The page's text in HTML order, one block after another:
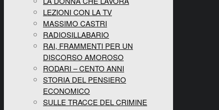
LEZIONI CON LA TV
MASSIMO CASTRI
RADIOSILLABARIO
RAI, FRAMMENTI PER UN
DISCORSO AMOROSO
RODARI – CENTO ANNI
STORIA DEL PENSIERO
ECONOMICO
SULLE TRACCE DEL CRIMINE